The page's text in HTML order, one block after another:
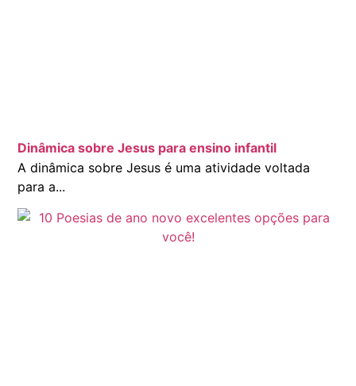
Dinâmica sobre Jesus para ensino infantil
A dinâmica sobre Jesus é uma atividade voltada
para a...